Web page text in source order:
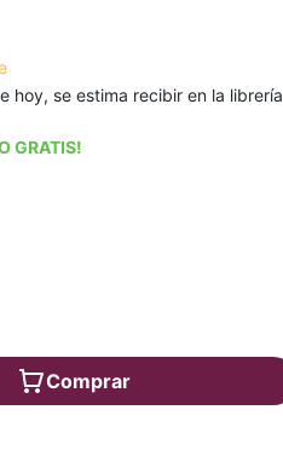
hoy, se estima recibir en la librería
GRATIS!
Comprar